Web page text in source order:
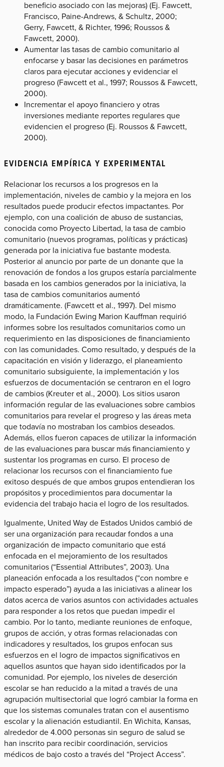
beneficio asociado con las mejoras) (Ej. Fawcett,
Francisco, Paine-Andrews, & Schultz, 2000;
Gerry, Fawcett, & Richter, 1996; Roussos &
Fawcett, 2000).
Aumentar las tasas de cambio comunitario al
enfocarse y basar las decisiones en parámetros
claros para ejecutar acciones y evidenciar el
progreso (Fawcett et al., 1997; Roussos & Fawcett,
2000).
Incrementar el apoyo financiero y otras
inversiones mediante reportes regulares que
evidencien el progreso (Ej. Roussos & Fawcett,
2000).
EVIDENCIA EMPÍRICA Y EXPERIMENTAL
Relacionar los recursos a los progresos en la
implementación, niveles de cambio y la mejora en los
resultados puede producir efectos impactantes. Por
ejemplo, con una coalición de abuso de sustancias,
conocida como Proyecto Libertad, la tasa de cambio
comunitario (nuevos programas, políticas y prácticas)
generada por la iniciativa fue bastante modesta.
Posterior al anuncio por parte de un donante que la
renovación de fondos a los grupos estaría parcialmente
basada en los cambios generados por la iniciativa, la
tasa de cambios comunitarios aumentó
dramáticamente. (Fawcett et al., 1997). Del mismo
modo, la Fundación Ewing Marion Kauffman requirió
informes sobre los resultados comunitarios como un
requerimiento en las disposiciones de financiamiento
con las comunidades. Como resultado, y después de la
capacitación en visión y liderazgo, el planeamiento
comunitario subsiguiente, la implementación y los
esfuerzos de documentación se centraron en el logro
de cambios (Kreuter et al., 2000). Los sitios usaron
información regular de las evaluaciones sobre cambios
comunitarios para revelar el progreso y las áreas meta
que todavía no mostraban los cambios deseados.
Además, ellos fueron capaces de utilizar la información
de las evaluaciones para buscar más financiamiento y
sustentar los programas en curso. El proceso de
relacionar los recursos con el financiamiento fue
exitoso después de que ambos grupos entendieran los
propósitos y procedimientos para documentar la
evidencia del trabajo hacia el logro de los resultados.
Igualmente, United Way de Estados Unidos cambió de
ser una organización para recaudar fondos a una
organización de impacto comunitario que está
enfocada en el mejoramiento de los resultados
comunitarios (“Essential Attributes”, 2003). Una
planeación enfocada a los resultados (“con nombre e
impacto esperado”) ayuda a las iniciativas a alinear los
datos acerca de varios asuntos con actividades actuales
para responder a los retos que puedan impedir el
cambio. Por lo tanto, mediante reuniones de enfoque,
grupos de acción, y otras formas relacionadas con
indicadores y resultados, los grupos enfocan sus
esfuerzos en el logro de impactos significativos en
aquellos asuntos que hayan sido identificados por la
comunidad. Por ejemplo, los niveles de deserción
escolar se han reducido a la mitad a través de una
agrupación multisectorial que logró cambiar la forma en
que los sistemas comunales tratan con el ausentismo
escolar y la alienación estudiantil. En Wichita, Kansas,
alrededor de 4.000 personas sin seguro de salud se
han inscrito para recibir coordinación, servicios
médicos de bajo costo a través del “Project Access”.